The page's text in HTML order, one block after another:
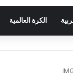
الكرة العالمية